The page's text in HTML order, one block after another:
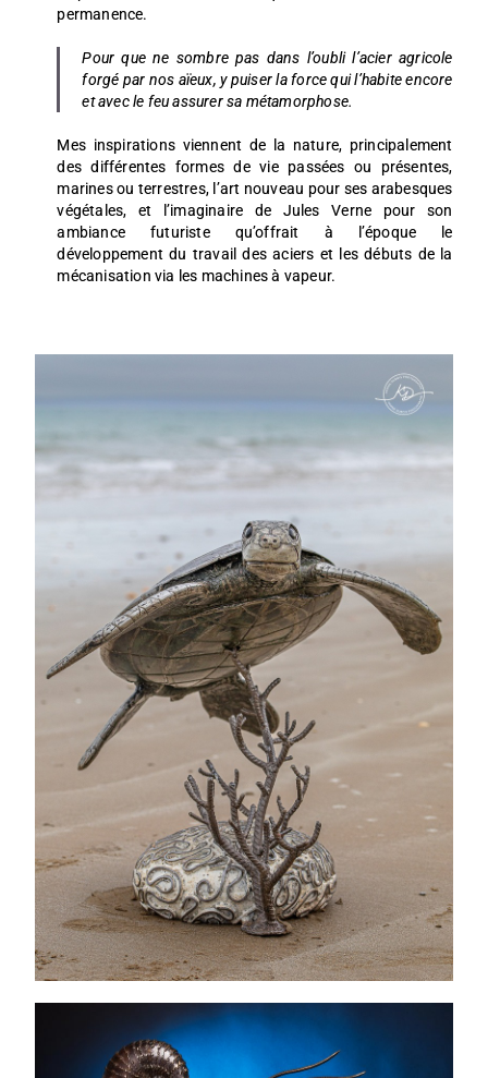
permanence.
Pour que ne sombre pas dans l’oubli l’acier agricole
forgé par nos aïeux, y puiser la force qui l’habite encore
et avec le feu assurer sa métamorphose.
Mes inspirations viennent de la nature, principalement
des différentes formes de vie passées ou présentes,
marines ou terrestres, l’art nouveau pour ses arabesques
végétales, et l’imaginaire de Jules Verne pour son
ambiance futuriste qu’offrait à l’époque le
développement du travail des aciers et les débuts de la
mécanisation via les machines à vapeur.